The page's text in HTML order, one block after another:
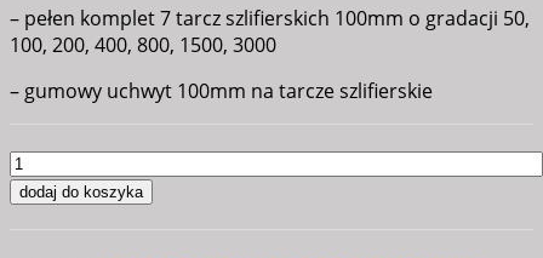
– pełen komplet 7 tarcz szlifierskich 100mm o gradacji 50,
100, 200, 400, 800, 1500, 3000
– gumowy uchwyt 100mm na tarcze szlifierskie
ilość
Komplet
dodaj do koszyka